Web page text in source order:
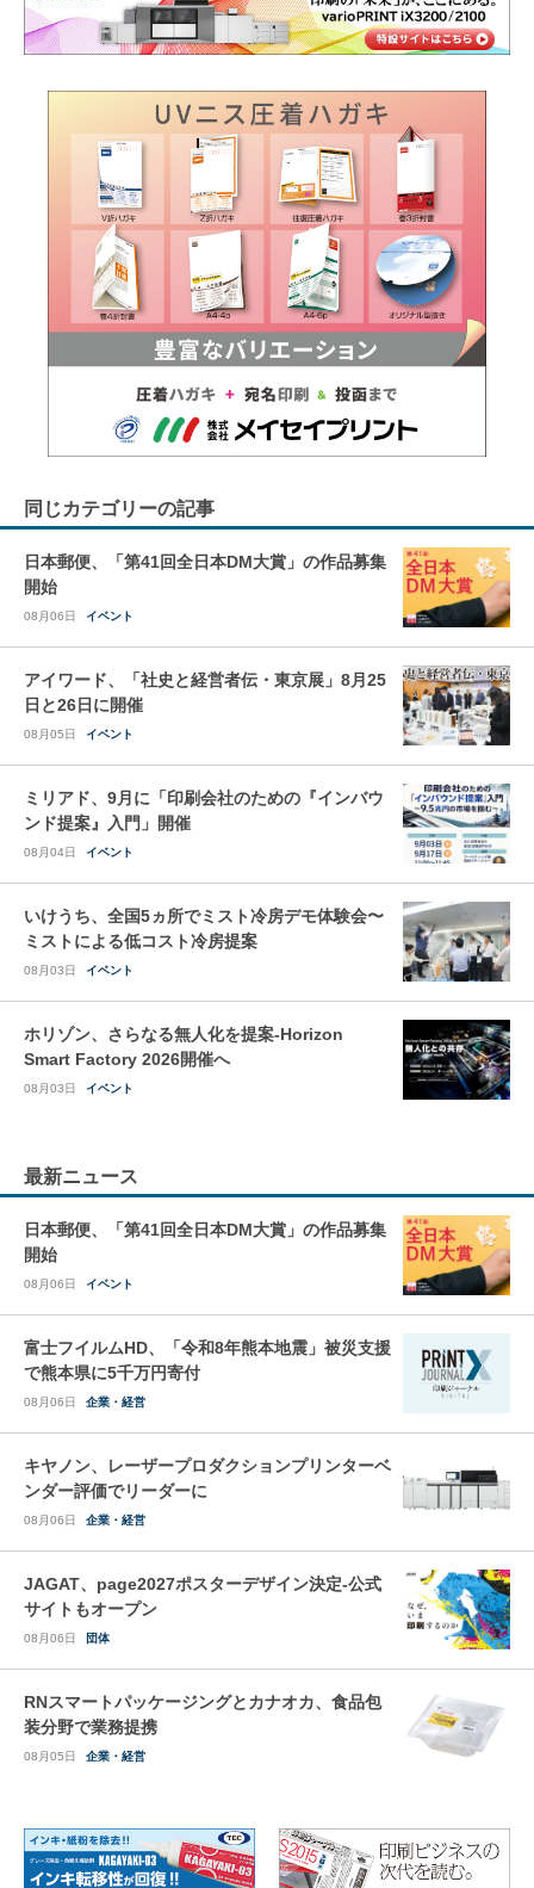
同じカテゴリーの記事
日本郵便、「第41回全日本DM大賞」の作品募集
開始
08月06日 イベント
アイワード、「社史と経営者伝・東京展」8月25
日と26日に開催
08月05日 イベント
ミリアド、9月に「印刷会社のための『インバウ
ンド提案』入門」開催
08月04日 イベント
いけうち、全国5ヵ所でミスト冷房デモ体験会〜
ミストによる低コスト冷房提案
08月03日 イベント
ホリゾン、さらなる無人化を提案-Horizon
Smart Factory 2026開催へ
08月03日 イベント
最新ニュース
日本郵便、「第41回全日本DM大賞」の作品募集
開始
08月06日 イベント
富士フイルムHD、「令和8年熊本地震」被災支援
で熊本県に5千万円寄付
08月06日 企業・経営
キヤノン、レーザープロダクションプリンターベ
ンダー評価でリーダーに
08月06日 企業・経営
JAGAT、page2027ポスターデザイン決定-公式
サイトもオープン
08月06日 団体
RNスマートパッケージングとカナオカ、食品包
装分野で業務提携
08月05日 企業・経営